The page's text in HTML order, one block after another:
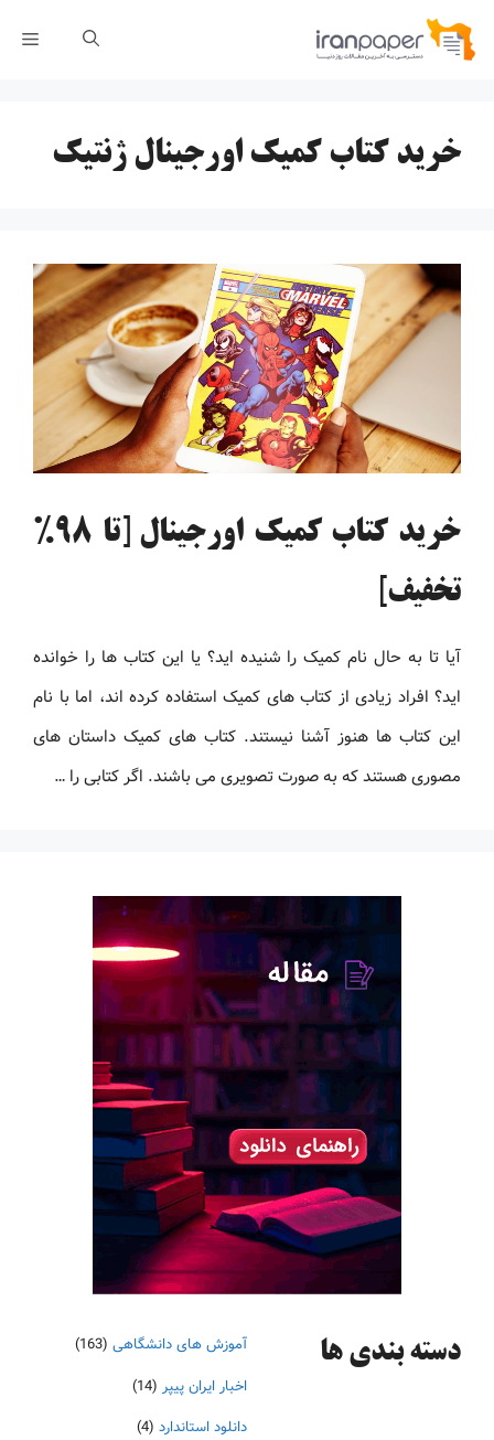
پرش
خرید کتاب کمیک اورجینال ژنتیک
خرید کتاب کمیک اورجینال [تا 98%
تخفیف]
آیا تا به حال نام کمیک را شنیده اید؟ یا این کتاب ها را خوانده
اید؟ افراد زیادی از کتاب های کمیک استفاده کرده اند، اما با نام
این کتاب ها هنوز آشنا نیستند. کتاب های کمیک داستان های
مصوری هستند که به صورت تصویری می باشند. اگر کتابی را …
دسته‌ بندی ها آموزش های دانشگاهی (163)
اخبار ایران پیپر (14)
دانلود استاندارد (4)